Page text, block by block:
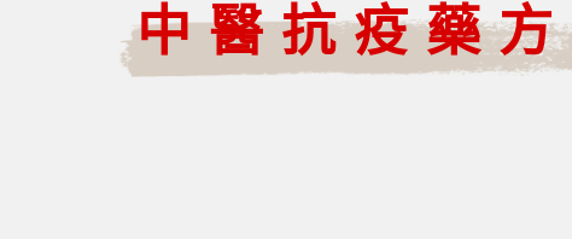
中醫抗疫藥方